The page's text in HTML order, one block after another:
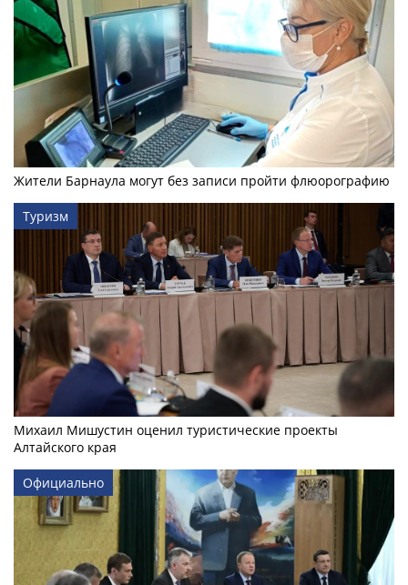
Жители Барнаула могут без записи пройти флюорографию
Туризм
Михаил Мишустин оценил туристические проекты
Алтайского края
Официально